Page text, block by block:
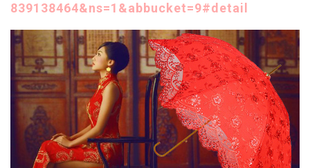
839138464&ns=1&abbucket=9#detail